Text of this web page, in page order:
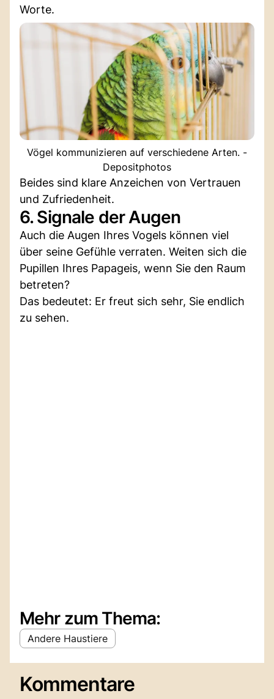
Worte.
Vögel kommunizieren auf verschiedene Arten. -
Depositphotos
Beides sind klare Anzeichen von Vertrauen
und Zufriedenheit.
6. Signale der Augen
Auch die Augen Ihres Vogels können viel
über seine Gefühle verraten. Weiten sich die
Pupillen Ihres Papageis, wenn Sie den Raum
betreten?
Das bedeutet: Er freut sich sehr, Sie endlich
zu sehen.
Mehr zum Thema:
Andere Haustiere
Kommentare